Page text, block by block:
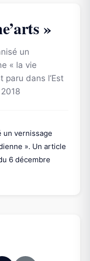
»
un
« la vie
paru dans l’Est
un vernissage
». Un article
6 décembre